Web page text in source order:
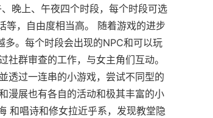
晚上、午夜四个时段，每个时段可选
等，自由度相当高。 随着游戏的进步
。每个时段会出现的NPC和可以玩
群审查的工作，与女主角们互动。
透过一连串的小游戏，尝试不同型的
漫展也有各自的活动和极其丰富的小
和唱诗和修女拉近乎系，发现教堂隐